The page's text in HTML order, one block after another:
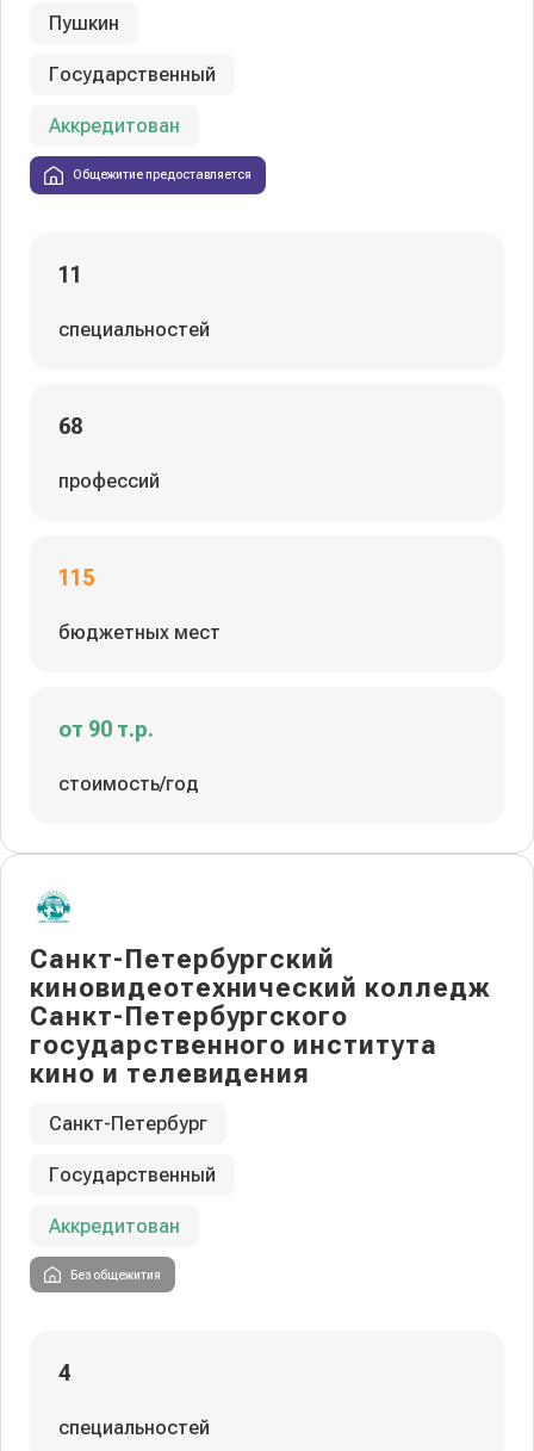
Пушкин
Государственный
Аккредитован
Общежитие предоставляется
11
специальностей
68
профессий
115
бюджетных мест
от 90 т.р.
стоимость/год
Санкт-Петербургский
киновидеотехнический колледж
Санкт-Петербургского
государственного института
кино и телевидения
Санкт-Петербург
Государственный
Аккредитован
Без общежития
4
специальностей